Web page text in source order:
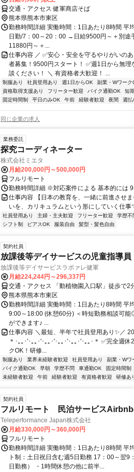
交通・アクセス 健軍商店そば
熊本県熊本市東区
勤務時間詳細 実働時間：1日あたり8時間 平
日勤/7：00～20：00 →日給9500円～＋別
11880円～＋...
仕事内容 ／ ✅安心・安全を守るやりがいの
者募集！9500円スタート！ ✅週1日から無
談ください！ ＼ 有資格者大歓迎！ ...
制服あり 社員登用あり 週1日からOK 副業・Wワーク
資格取得支援あり
フリーター歓迎 バイク通勤OK 短期
固定時間制
平日のみOK 午前 経験者歓迎 夜間 週払
同じ企業の求人
業務委託
探究コーディネーター
株式会社ミエタ
月給200,000円～500,000円
フルリモート
勤務時間詳細 ※対応案件による 基本的には
仕事内容 【日本の教育を、一緒に前進させ
いを、カリキュラムという形にしていく仕
社員登用あり 主婦・主夫歓迎 フリーター歓迎 学歴不
シフト制
ピアスOK 服装自由 髪型・髪色自由
契約社員
放課後等デイサービスの児童指導員
放課後等デイサービスラポァレ健軍
月給224,244円～296,337円
交通・アクセス 「動植物園入口駅」徒歩で2
熊本県熊本市東区
勤務時間詳細 実働時間：1日あたり8時間 平
9:00～18:00 (休憩60分) ＜時短勤務相談可
ができます♪ ...
仕事内容 ＼最短、半年で社員登用あり✨／
＊･｡｡･'･｡｡･'･｡｡･'･｡｡･'･｡｡･'･｡｡･＊ ✅完全
クOK！研修...
制服あり 業界未経験者歓迎 社員登用あり 副業・Wワ
バイク通勤OK
早朝 学歴不問 車通勤OK 固定時間制
未経験者歓迎
午前 経験者歓迎 有資格者歓迎 研修あ
契約社員
フルリモート 民泊サービスAirbnb
Teleperformance Japan株式会社
月給330,000円～360,000円
フルリモート
勤務時間詳細 実働時間：1日あたり8時間
ト制：土日祝日含む週5日勤務 17：00～翌
日勤務） ・1時間休憩の他に前半...